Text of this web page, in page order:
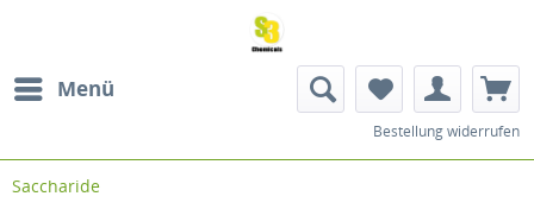
Menü
Bestellung widerrufen
Saccharide